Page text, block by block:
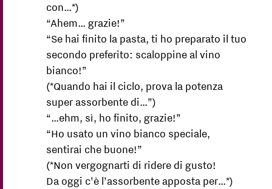
con…*)
“Ahem… grazie!”
“Se hai finito la pasta, ti ho preparato il tuo
secondo preferito: scaloppine al vino
bianco!”
(*Quando hai il ciclo, prova la potenza
super assorbente di…”)
“…ehm, sì, ho finito, grazie!”
“Ho usato un vino bianco speciale,
sentirai che buone!”
(*Non vergognarti di ridere di gusto!
Da oggi c’è l’assorbente apposta per…*)